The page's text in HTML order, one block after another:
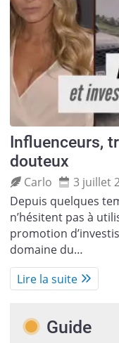
Influenceurs,
douteux
Carlo
3 juillet
Depuis quelques
n’hésitent pas à
promotion
domaine du…
Lire la suite
Guide